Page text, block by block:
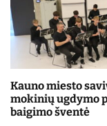
Kauno miesto
mokinių ugdymo
baigimo šventė